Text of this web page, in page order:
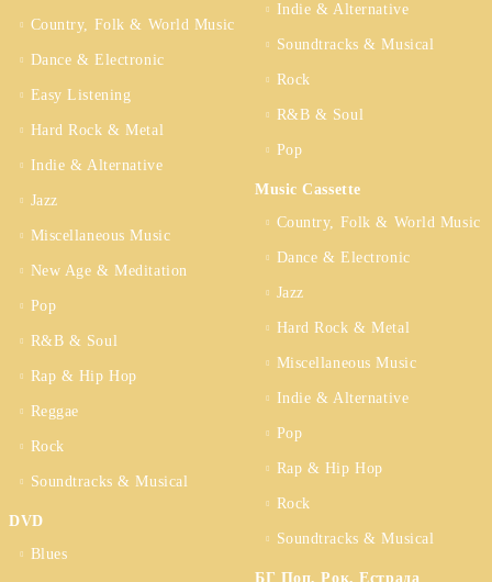
Country, Folk & World Music
Dance & Electronic
Easy Listening
Hard Rock & Metal
Indie & Alternative
Jazz
Miscellaneous Music
New Age & Meditation
Pop
R&B & Soul
Rap & Hip Hop
Reggae
Rock
Soundtracks & Musical
DVD
Blues
Indie & Alternative
Soundtracks & Musical
Rock
R&B & Soul
Pop
Music Cassette
Country, Folk & World Music
Dance & Electronic
Jazz
Hard Rock & Metal
Miscellaneous Music
Indie & Alternative
Pop
Rap & Hip Hop
Rock
Soundtracks & Musical
БГ Поп, Рок, Естрада